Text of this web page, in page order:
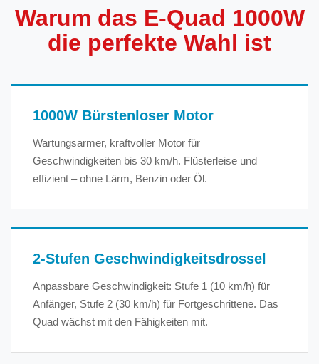
Warum das E-Quad 1000W
die perfekte Wahl ist
1000W Bürstenloser Motor
Wartungsarmer, kraftvoller Motor für
Geschwindigkeiten bis 30 km/h. Flüsterleise und
effizient – ohne Lärm, Benzin oder Öl.
2-Stufen Geschwindigkeitsdrossel
Anpassbare Geschwindigkeit: Stufe 1 (10 km/h) für
Anfänger, Stufe 2 (30 km/h) für Fortgeschrittene. Das
Quad wächst mit den Fähigkeiten mit.